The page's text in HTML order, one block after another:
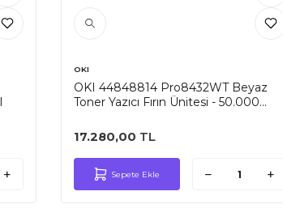
OKI
OKI 44848814 Pro8432WT Beyaz
Toner Yazıcı Fırın Ünitesi - 50.000
17.280,00 TL
Sepete Ekle